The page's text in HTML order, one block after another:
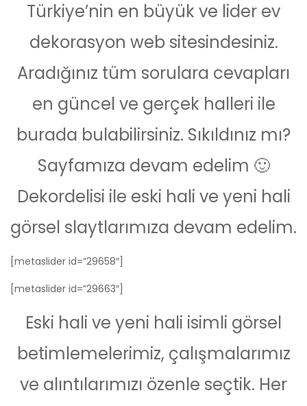
Türkiye’nin en büyük ve lider ev
dekorasyon web sitesindesiniz.
Aradığınız tüm sorulara cevapları
en güncel ve gerçek halleri ile
burada bulabilirsiniz. Sıkıldınız mı?
Sayfamıza devam edelim 🙂
Dekordelisi ile eski hali ve yeni hali
görsel slaytlarımıza devam edelim.
[metaslider id=”29658″]
[metaslider id=”29663″]
Eski hali ve yeni hali isimli görsel
betimlemelerimiz, çalışmalarımız
ve alıntılarımızı özenle seçtik. Her